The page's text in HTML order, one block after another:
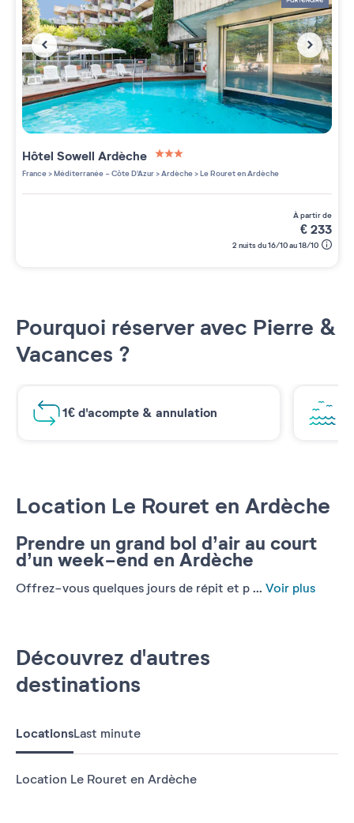
Location Le Rouret en Ardèche
Prendre un grand bol d’air au court
d’un week-end en Ardèche
Offrez-vous quelques jours de répit et p ... Voir plus
Hôtel Sowell Ardèche
3 étoiles sur 5
France>Méditerranée - Côte D'Azur>Ardèche>Le Rouret en Ardèche
à partir de
€233
2 nuits du 16/10 au 18/10
Pourquoi réserver avec Pierre &
Vacances ?
1€ d'acompte & annulation
Découvrez d'autres
destinations
LocationsLast minute
Location Le Rouret en Ardèche